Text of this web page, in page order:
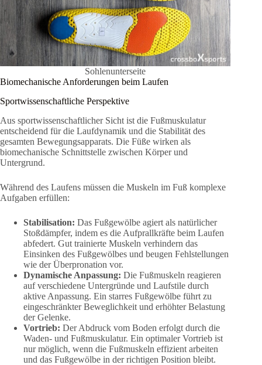
Sohlenunterseite
Biomechanische Anforderungen beim Laufen
Sportwissenschaftliche Perspektive
Aus sportwissenschaftlicher Sicht ist die Fußmuskulatur
entscheidend für die Laufdynamik und die Stabilität des
gesamten Bewegungsapparats. Die Füße wirken als
biomechanische Schnittstelle zwischen Körper und
Untergrund.
Während des Laufens müssen die Muskeln im Fuß komplexe
Aufgaben erfüllen:
Stabilisation: Das Fußgewölbe agiert als natürlicher
Stoßdämpfer, indem es die Aufprallkräfte beim Laufen
abfedert. Gut trainierte Muskeln verhindern das
Einsinken des Fußgewölbes und beugen Fehlstellungen
wie der Überpronation vor.
Dynamische Anpassung: Die Fußmuskeln reagieren
auf verschiedene Untergründe und Laufstile durch
aktive Anpassung. Ein starres Fußgewölbe führt zu
eingeschränkter Beweglichkeit und erhöhter Belastung
der Gelenke.
Vortrieb: Der Abdruck vom Boden erfolgt durch die
Waden- und Fußmuskulatur. Ein optimaler Vortrieb ist
nur möglich, wenn die Fußmuskeln effizient arbeiten
und das Fußgewölbe in der richtigen Position bleibt.